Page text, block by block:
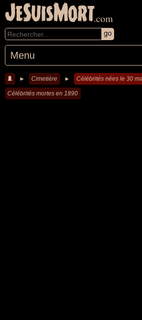
JeSuisMort.com
Menu
► Cimetière ► Célébrités nées le 30
Célébrités mortes en 1890